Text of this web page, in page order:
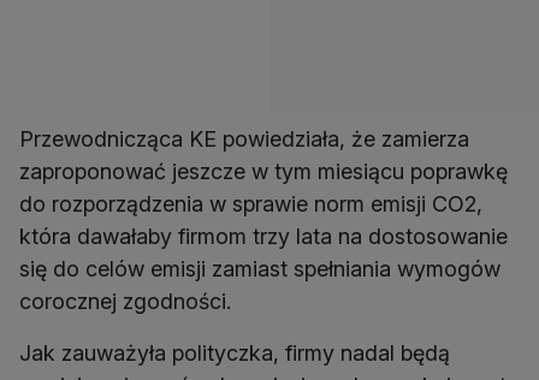
Przewodnicząca KE powiedziała, że zamierza
zaproponować jeszcze w tym miesiącu poprawkę
do rozporządzenia w sprawie norm emisji CO2,
która dawałaby firmom trzy lata na dostosowanie
się do celów emisji zamiast spełniania wymogów
corocznej zgodności.
Jak zauważyła polityczka, firmy nadal będą